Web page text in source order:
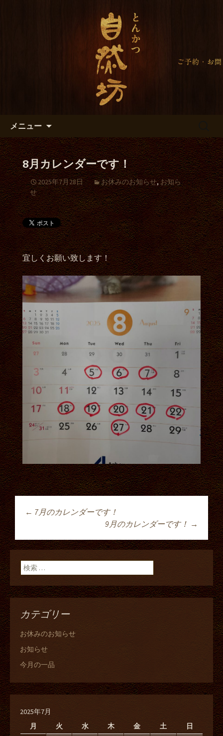
自然坊からのお知らせ＜大田区
久が原のとんかつ＞
メニュー
8月カレンダーです！
2025年7月28日 お休みのお知らせ,お知ら
せ
宜しくお願い致します！
投稿ナビゲーショ
ン
← 7月のカレンダーです！
9月のカレンダーです！ →
検索:
カテゴリー
お休みのお知らせ
お知らせ
今月の一品
2025年7月
月
火 水 木 金 土 日